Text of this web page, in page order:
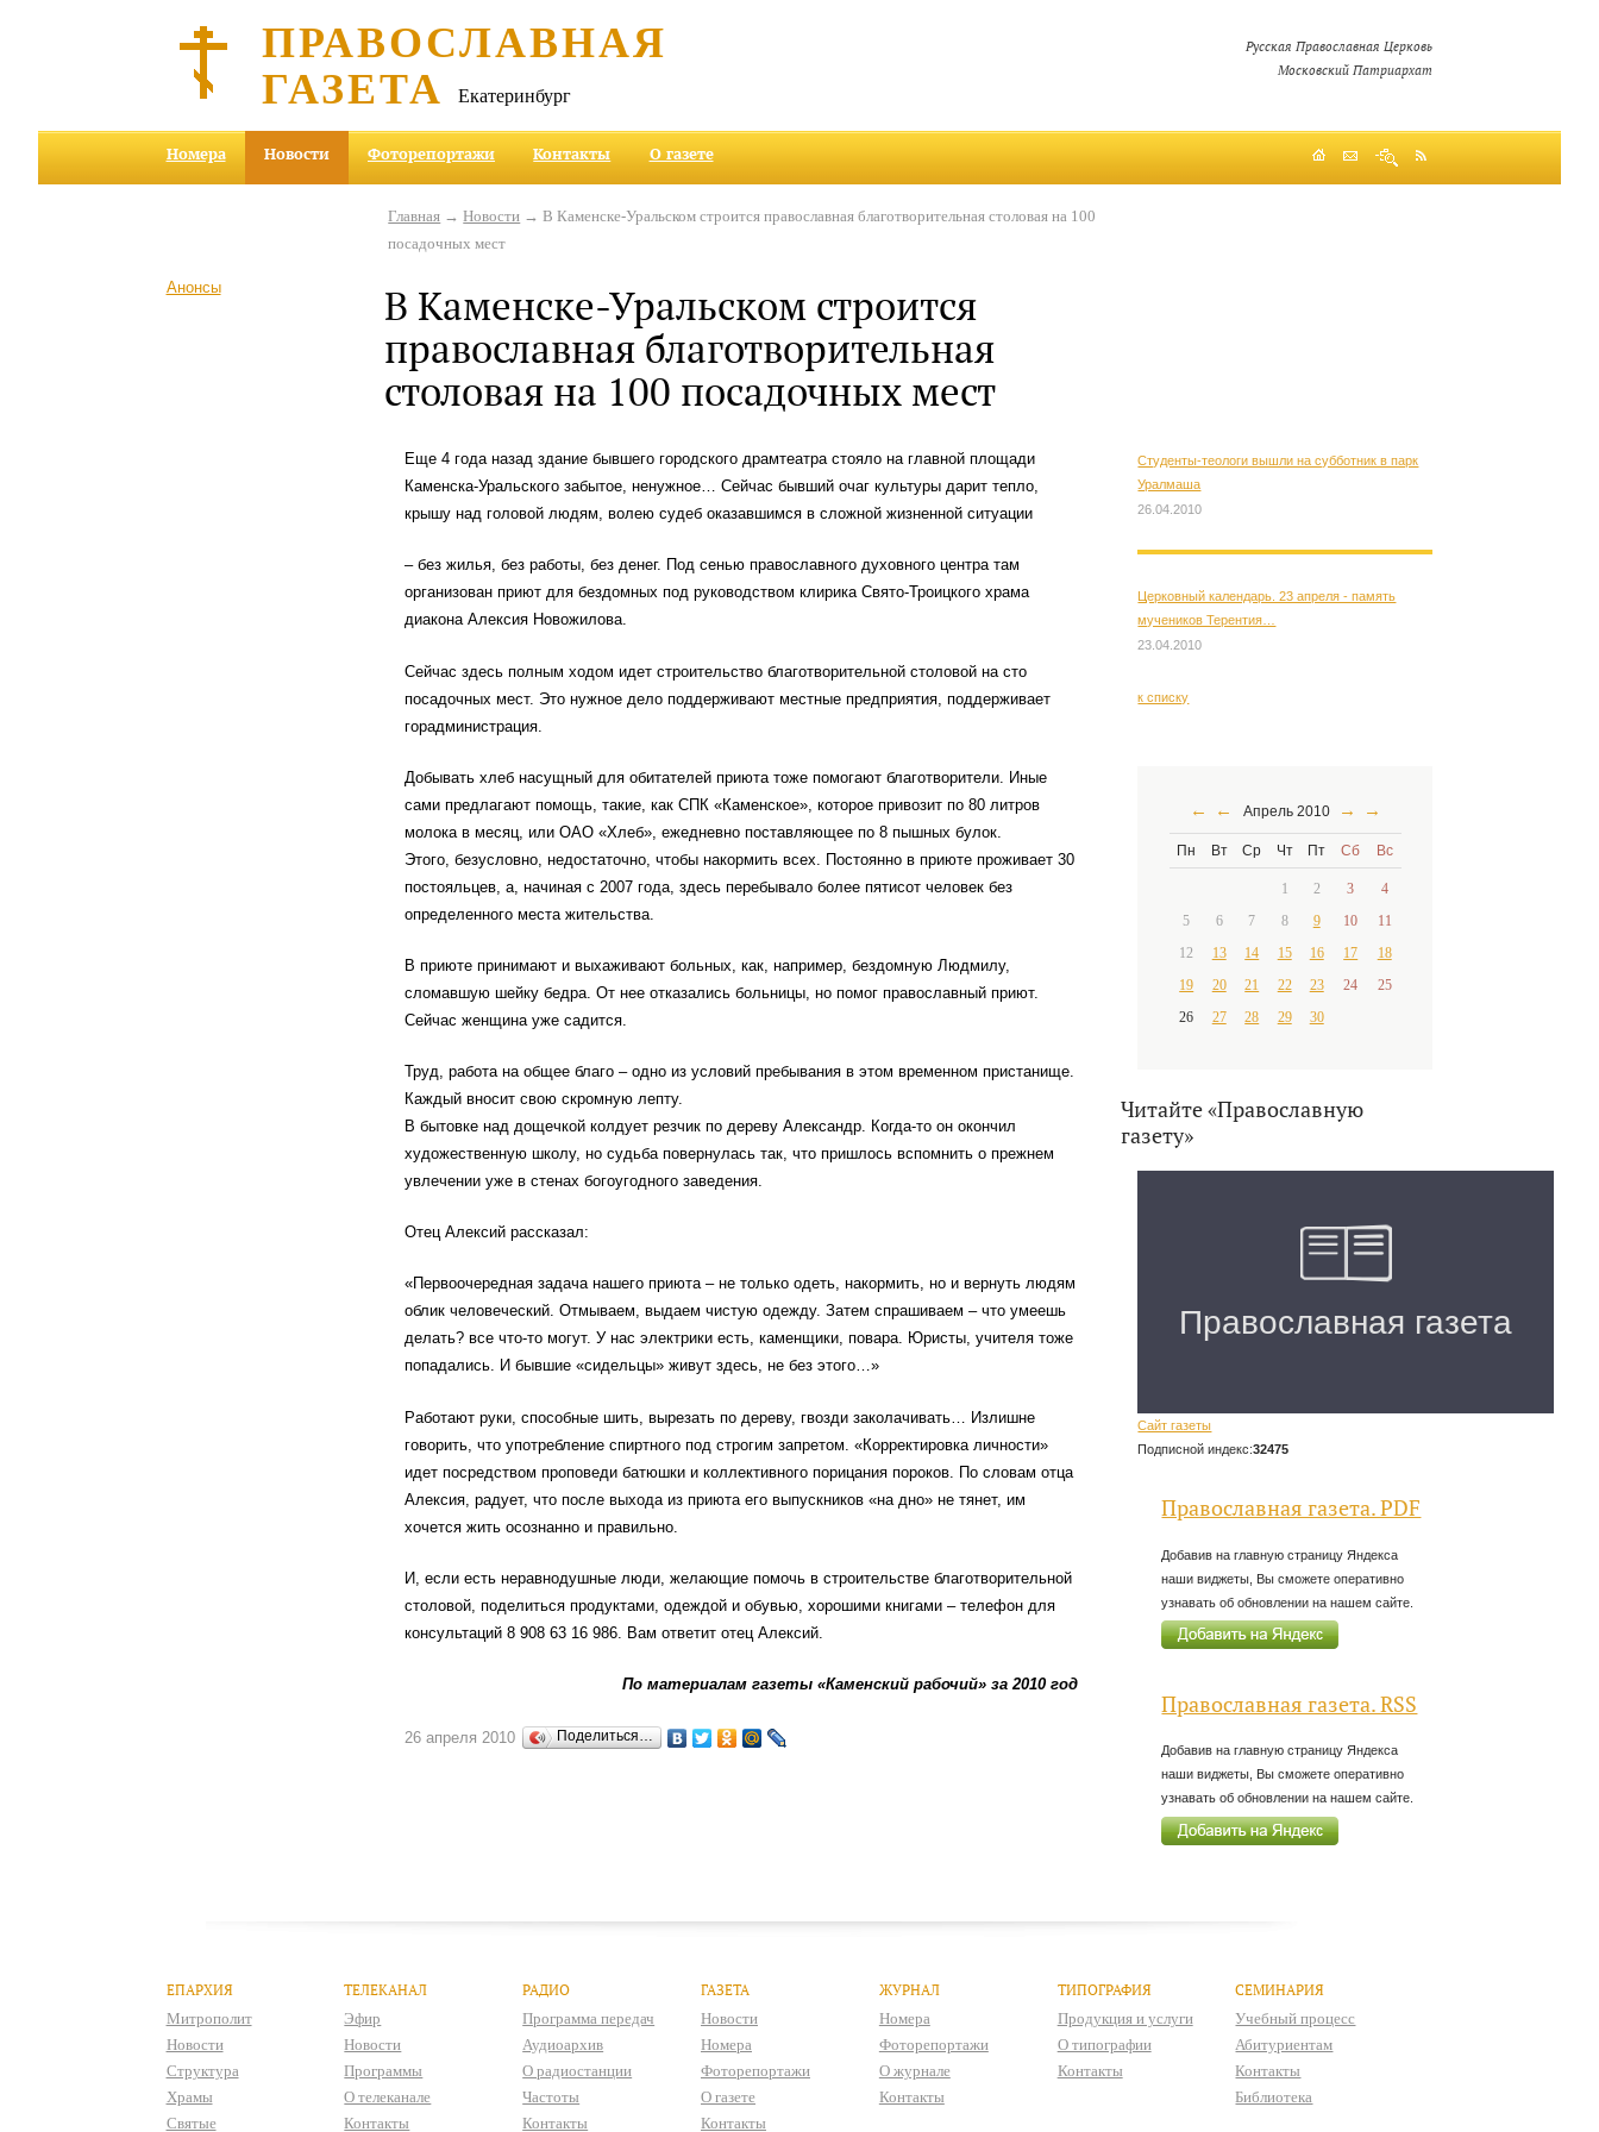
ПРАВОСЛАВНАЯ
ГАЗЕТА Екатеринбург
Русская Православная Церковь
Московский Патриархат
Номера Новости Фоторепортажи Контакты О газете
Анонсы
Главная →Новости → В Каменске-Уральском строится православная благотворительная столовая на 100
посадочных мест
В Каменске-Уральском строится
православная благотворительная
столовая на 100 посадочных мест
Еще 4 года назад здание бывшего городского драмтеатра стояло на главной площади
Каменска-Уральского забытое, ненужное… Сейчас бывший очаг культуры дарит тепло,
крышу над головой людям, волею судеб оказавшимся в сложной жизненной ситуации
– без жилья, без работы, без денег. Под сенью православного духовного центра там
организован приют для бездомных под руководством клирика Свято-Троицкого храма
диакона Алексия Новожилова.
Сейчас здесь полным ходом идет строительство благотворительной столовой на сто
посадочных мест. Это нужное дело поддерживают местные предприятия, поддерживает
горадминистрация.
Добывать хлеб насущный для обитателей приюта тоже помогают благотворители. Иные
сами предлагают помощь, такие, как СПК «Каменское», которое привозит по 80 литров
молока в месяц, или ОАО «Хлеб», ежедневно поставляющее по 8 пышных булок.
Этого, безусловно, недостаточно, чтобы накормить всех. Постоянно в приюте проживает 30
постояльцев, а, начиная с 2007 года, здесь перебывало более пятисот человек без
определенного места жительства.
В приюте принимают и выхаживают больных, как, например, бездомную Людмилу,
сломавшую шейку бедра. От нее отказались больницы, но помог православный приют.
Сейчас женщина уже садится.
Труд, работа на общее благо – одно из условий пребывания в этом временном пристанище.
Каждый вносит свою скромную лепту.
В бытовке над дощечкой колдует резчик по дереву Александр. Когда-то он окончил
художественную школу, но судьба повернулась так, что пришлось вспомнить о прежнем
увлечении уже в стенах богоугодного заведения.
Отец Алексий рассказал:
«Первоочередная задача нашего приюта – не только одеть, накормить, но и вернуть людям
облик человеческий. Отмываем, выдаем чистую одежду. Затем спрашиваем – что умеешь
делать? все что-то могут. У нас электрики есть, каменщики, повара. Юристы, учителя тоже
попадались. И бывшие «сидельцы» живут здесь, не без этого…»
Работают руки, способные шить, вырезать по дереву, гвозди заколачивать… Излишне
говорить, что употребление спиртного под строгим запретом. «Корректировка личности»
идет посредством проповеди батюшки и коллективного порицания пороков. По словам отца
Алексия, радует, что после выхода из приюта его выпускников «на дно» не тянет, им
хочется жить осознанно и правильно.
И, если есть неравнодушные люди, желающие помочь в строительстве благотворительной
столовой, поделиться продуктами, одеждой и обувью, хорошими книгами – телефон для
консультаций 8 908 63 16 986. Вам ответит отец Алексий.
По материалам газеты «Каменский рабочий» за 2010 год
26 апреля 2010 Поделиться…
Студенты-теологи вышли на субботник в парк
Уралмаша
26.04.2010
Церковный календарь. 23 апреля - память
мучеников Терентия…
23.04.2010
к списку
← ← Апрель 2010 → →
Пн Вт Ср Чт Пт Сб Вс
1 2 3
4
5
6 7 8 9 10
11
12
13 14 15 16 17
18
19
20 21 22 23 24
25
26
27 28 29 30
Читайте «Православную
газету»
Сайт газеты
Подписной индекс:32475
Православная газета. PDF
Добавив на главную страницу Яндекса
наши виджеты, Вы сможете оперативно
узнавать об обновлении на нашем сайте.
Православная газета. RSS
Добавив на главную страницу Яндекса
наши виджеты, Вы сможете оперативно
узнавать об обновлении на нашем сайте.
ЕПАРХИЯ
Митрополит
Новости
Структура
Храмы
Святые
ТЕЛЕКАНАЛ
Эфир
Новости
Программы
О телеканале
Контакты
РАДИО
Программа передач
Аудиоархив
О радиостанции
Частоты
Контакты
ГАЗЕТА
Новости
Номера
Фоторепортажи
О газете
Контакты
ЖУРНАЛ
Номера
Фоторепортажи
О журнале
Контакты
ТИПОГРАФИЯ
Продукция и услуги
О типографии
Контакты
СЕМИНАРИЯ
Учебный процесс
Абитуриентам
Контакты
Библиотека